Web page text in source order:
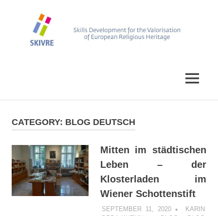
Religious
MENU
CATEGORY: BLOG DEUTSCH
Mitten im städtischen
Leben – der
Klosterladen im
Wiener Schottenstift
SEPTEMBER 11, 2020
KARIN